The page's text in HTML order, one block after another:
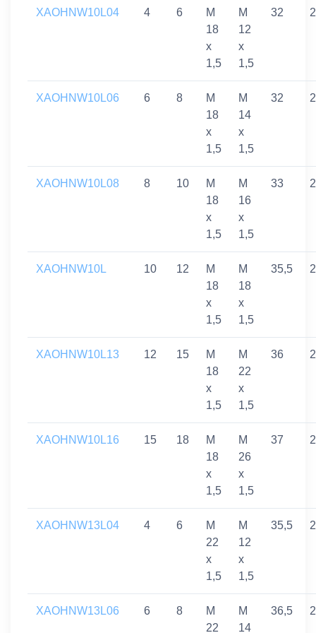
XAOHNW10L04 4 6
M
18
x
1,5
M
12
x
1,5
32
XAOHNW10L06 6 8
M
18
x
1,5
M
14
x
1,5
32
XAOHNW10L08 8 10
M
18
x
1,5
M
16
x
1,5
33
XAOHNW10L 10 12
M
18
x
1,5
M
18
x
1,5
35,5
XAOHNW10L13 12 15
M
18
x
1,5
M
22
x
1,5
36
XAOHNW10L16 15 18
M
18
x
1,5
M
26
x
1,5
37
XAOHNW13L04 4 6
M
22
x
1,5
M
12
x
1,5
35,5
XAOHNW13L06 6 8
M
22
M
14
36,5